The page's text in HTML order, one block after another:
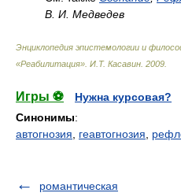
В. И. Медведев
Энциклопедия эпистемологии и
«Реабилитация» И.Т. Касавин 2009
Игры ⚽
Нужна курсовая?
Синонимы:
автогнозия
геавтогнозия
романтическая